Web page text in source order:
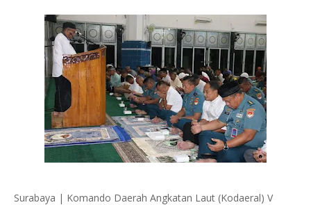
Surabaya | Komando Daerah Angkatan Laut (Kodaeral) V